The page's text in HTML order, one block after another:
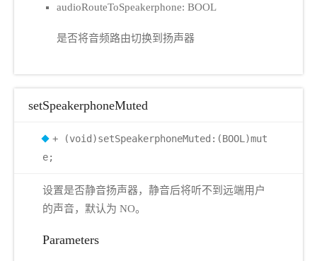
audioRouteToSpeakerphone: BOOL
是否将音频路由切换到扬声器
setSpeakerphoneMuted
+ (void)setSpeakerphoneMuted:(BOOL)mut
e;
设置是否静音扬声器，静音后将听不到远端用户
的声音，默认为 NO。
Parameters